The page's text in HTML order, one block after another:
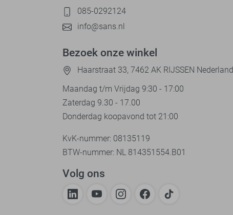
085-0292124
info@sans.nl
Bezoek onze winkel
Haarstraat 33, 7462 AK RIJSSEN Nederland
Maandag t/m Vrijdag 9:30 - 17:00
Zaterdag 9.30 - 17.00
Donderdag koopavond tot 21:00
KvK-nummer: 08135119
BTW-nummer: NL 814351554.B01
Volg ons